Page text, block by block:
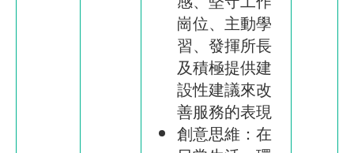
崗位、主動學
習、發揮所長
及積極提供建
設性建議來改
善服務的表現
創意思維：在